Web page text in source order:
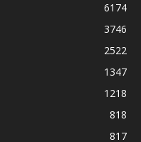
6174
3746
2522
1347
1218
818
817